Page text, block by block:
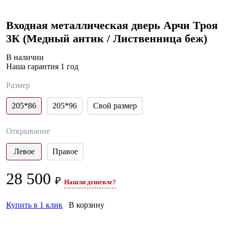
Входная металлическая дверь Арчи Троя
3К (Медный антик / Лиственница беж)
В наличии
Наша гарантия 1 год
Размер
205*86 205*96 Свой размер
Открывание
Левое Правое
28 500 ₽ Нашли дешевле?
Купить в 1 клик В корзину